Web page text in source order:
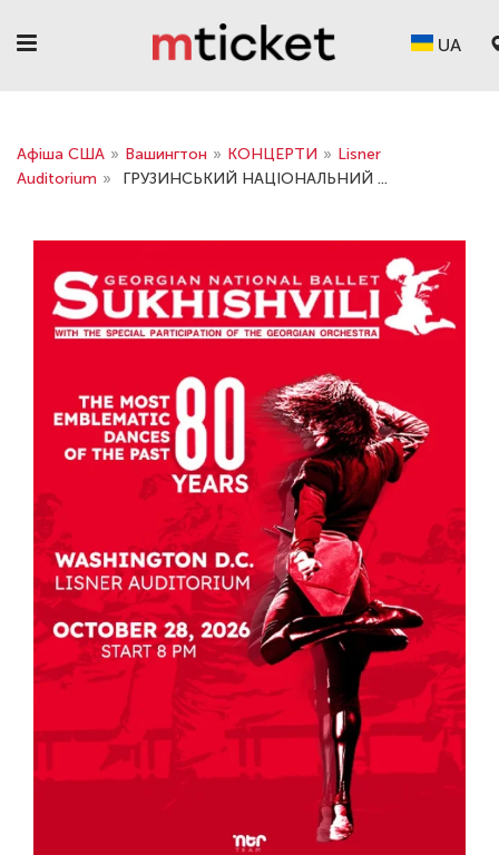
UA
Афіша США » Вашингтон » КОНЦЕРТИ » Lisner
Auditorium » ГРУЗИНСЬКИЙ НАЦІОНАЛЬНИЙ ...